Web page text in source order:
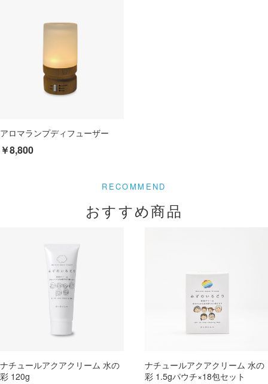
アロマランプディフューザー
￥8,800
おすすめ商品
ナチュールアクアクリーム 水の
彩 120g
ナチュールアクアクリーム 水の
彩 1.5gパウチ×18包セット